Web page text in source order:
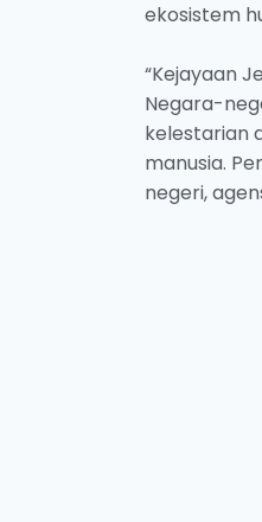
ekosistem
“Kejayaan
Negara-
kelestarian
manusia.
negeri,